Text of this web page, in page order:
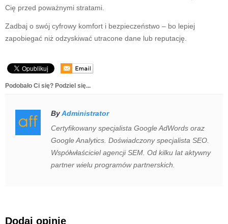
Cię przed poważnymi stratami.
Zadbaj o swój cyfrowy komfort i bezpieczeństwo – bo lepiej
zapobiegać niż odzyskiwać utracone dane lub reputację.
Podobało Ci się? Podziel się...
ByAdministrator
Certyfikowany specjalista Google AdWords oraz
Google Analytics. Doświadczony specjalista SEO.
Współwłaściciel agencji SEM. Od kilku lat aktywny
partner wielu programów partnerskich.
Dodaj opinię